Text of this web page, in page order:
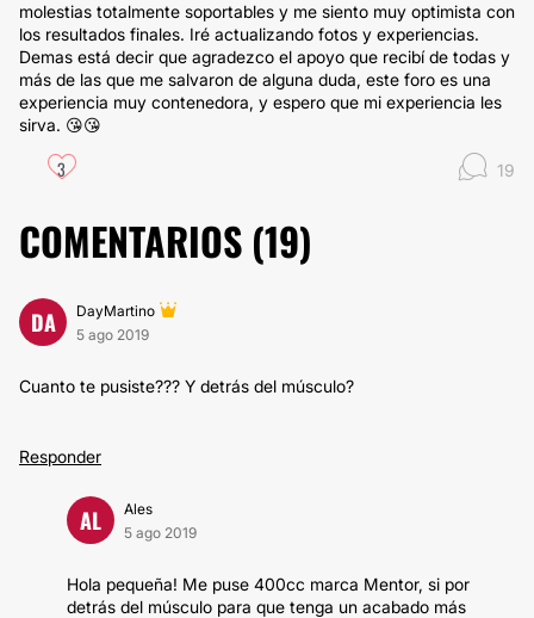
molestias totalmente soportables y me siento muy optimista con
los resultados finales. Iré actualizando fotos y experiencias.
Demas está decir que agradezco el apoyo que recibí de todas y
más de las que me salvaron de alguna duda, este foro es una
experiencia muy contenedora, y espero que mi experiencia les
sirva. 😘😘
3 19
COMENTARIOS (19)
DA
DayMartino
5 ago 2019
Cuanto te pusiste??? Y detrás del músculo?
Responder
AL
Ales
5 ago 2019
Hola pequeña! Me puse 400cc marca Mentor, si por
detrás del músculo para que tenga un acabado más